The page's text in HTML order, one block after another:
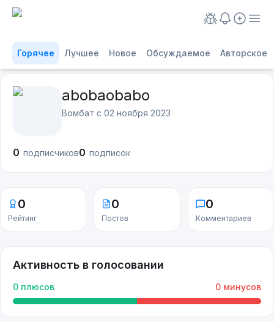
Горячее Лучшее Новое Обсуждаемое Авторское
abobaobabo
Вомбат с 02 ноября 2023
0 подписчиков0 подписок
0
Рейтинг
0
Постов
0
Комментариев
Активность в голосовании
0 плюсов 0 минусов